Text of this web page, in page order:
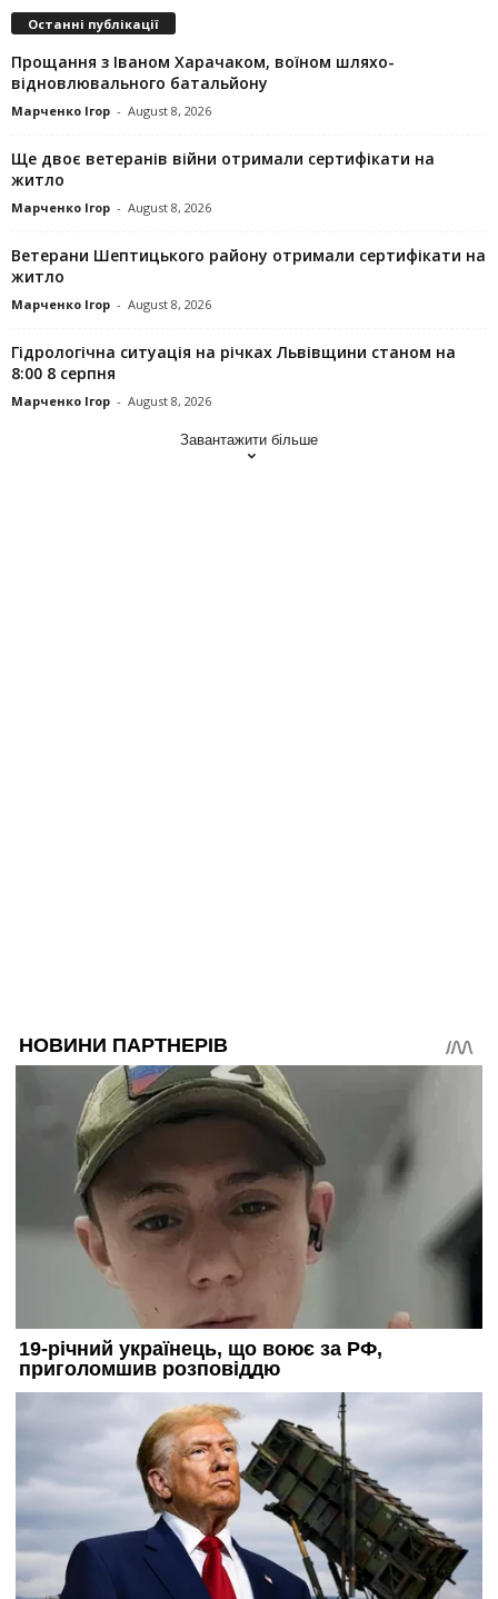
Останні публікації
Прощання з Іваном Харачаком, воїном шляхо-
відновлювального батальйону
Марченко Ігор - August 8, 2026
Ще двоє ветеранів війни отримали сертифікати на
житло
Марченко Ігор - August 8, 2026
Ветерани Шептицького району отримали сертифікати на
житло
Марченко Ігор - August 8, 2026
Гідрологічна ситуація на річках Львівщини станом на
8:00 8 серпня
Марченко Ігор - August 8, 2026
Завантажити більше